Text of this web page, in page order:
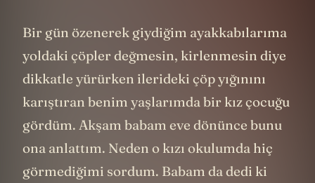
Bir gün özenerek giydiğim ayakkabılarıma
yoldaki çöpler değmesin, kirlenmesin diye
dikkatle yürürken ilerideki çöp yığınını
karıştıran benim yaşlarımda bir kız çocuğu
gördüm. Akşam babam eve dönünce bunu
ona anlattım. Neden o kızı okulumda hiç
görmediğimi sordum. Babam da dedi ki